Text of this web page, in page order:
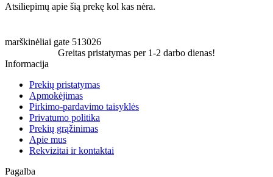
Atsiliepimų apie šią prekę kol kas nėra.
marškinėliai gate 513026
Greitas pristatymas per 1-2 darbo dienas!
Informacija
Prekių pristatymas
Apmokėjimas
Pirkimo-pardavimo taisyklės
Privatumo politika
Prekių grąžinimas
Apie mus
Rekvizitai ir kontaktai
Pagalba